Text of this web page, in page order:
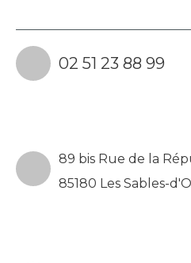
02 51 23 88 99
89 bis Rue de la
85180 Les Sables-